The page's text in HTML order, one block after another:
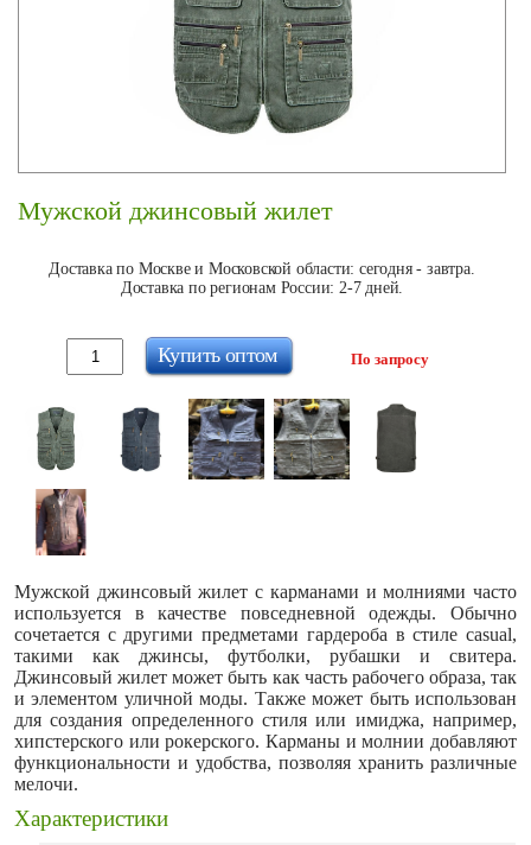
Мужской джинсовый жилет
Доставка по Москве и Московской области: сегодня - завтра.
Доставка по регионам России: 2-7 дней.
По запросу
Купить оптом
Мужской джинсовый жилет с карманами и молниями часто
используется в качестве повседневной одежды. Обычно
сочетается с другими предметами гардероба в стиле casual,
такими как джинсы, футболки, рубашки и свитера.
Джинсовый жилет может быть как часть рабочего образа, так
и элементом уличной моды. Также может быть использован
для создания определенного стиля или имиджа, например,
хипстерского или рокерского. Карманы и молнии добавляют
функциональности и удобства, позволяя хранить различные
мелочи.
Характеристики